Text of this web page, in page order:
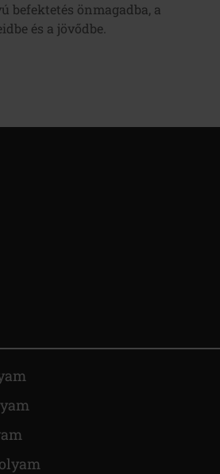
befektetés önmagadba, a
és a jövődbe.